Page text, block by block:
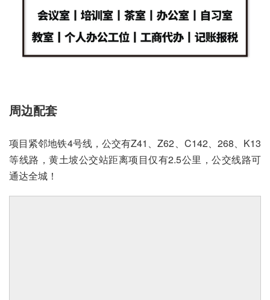
周边配套
项目紧邻地铁4号线，公交有Z41、Z62、C142、268、K13
等线路，黄土坡公交站距离项目仅有2.5公里，公交线路可
通达全城！